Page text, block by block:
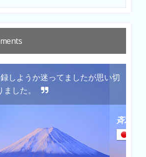
しようか迷ってましたが思い切
した。
斉木